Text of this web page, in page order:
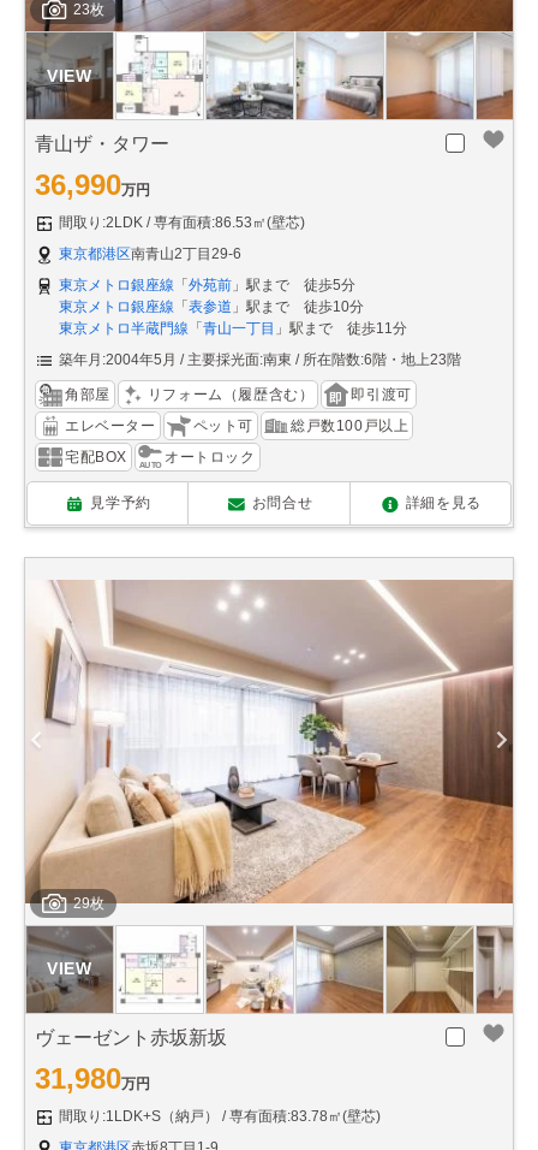
23枚
青山ザ・タワー
36,990万円
間取り:2LDK
専有面積:86.53㎡(壁芯)
東京都港区南青山2丁目29-6
東京メトロ銀座線 「 外苑前 」駅まで 徒歩5分
東京メトロ銀座線 「 表参道 」駅まで 徒歩10分
東京メトロ半蔵門線 「 青山一丁目 」駅まで 徒歩11分
築年月:2004年5月
主要採光面:南東 所在階数:6階・地上23階
角部屋 リフォーム（履歴含む）
即引渡可
エレベーター
ペット可
総戸数100戸以上
宅配BOX
オートロック
見学予約 お問合せ 詳細を見る
29枚
ヴェーゼント赤坂新坂
31,980万円
間取り:1LDK+S（納戸）
専有面積:83.78㎡(壁芯)